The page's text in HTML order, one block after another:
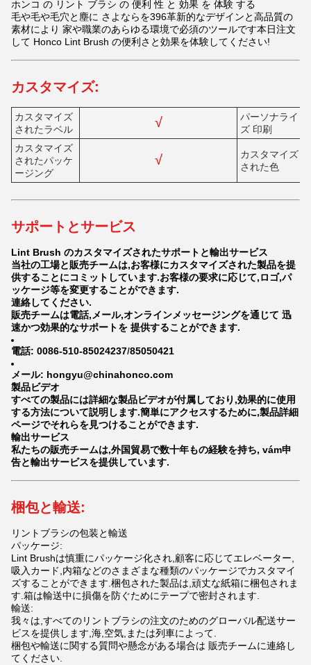
ホンコ の リント ブラシ の 便利 性 と 効果 を 体験 する
毛や毛や毛穴と塵に さよならを396革新的なデザインと高品質の
素材により 家や職業のあらゆる環境で必須のツールです本日注文
して Honco Lint Brush の便利さと効果を体験してください!
カスタマイズ:
カスタマイズ
されたラベル
√
パーソナライ
ズ 印刷
カスタマイズ
されたパッケ
ージング
√
カスタマイズ
された色
サポートとサービス
Lint Brush のカスタマイズされたサポートと輸出サービス
当社の工場と販売チームは,お客様にカスタマイズされた製品を提
供することにコミットしています.お客様の要求に応じて,ロゴ,パ
ッケージ等を変更することができます.
連絡してください.
販売チームは電話,メール,オンラインメッセージングを通じて 迅
速かつ効果的なサポートを 提供することができます.
電話: 0086-510-85024237/85050421
メール: hongyu@chinahonco.com
製品ビデオ
すべての製品には詳細な製品ビデオが付属しており,効果的に使用
する方法について説明します.簡単にアクセスするために,製品詳細
ページでそれらを見つけることができます.
輸出サービス
私たちの販売チームは,外国貿易で数十年もの経験を持ち, vám申
告と輸出サービスを提供しています.
梱包と輸送:
リントブラシの包装と輸送
パッケージ:
Lint Brushは慎重にパッケージ化され,顧客に応じてエレベーター,
吸入カード,内箱などのさまざまな種類のパッケージでカスタマイ
ズすることができます.梱包された製品は,頑丈な紙箱に梱包されま
す.箱は輸送中に損傷を防ぐためにテープで密封されます.
輸送:
我々は,すべてのリントブラシの注文のためのグローバル配送サー
ビスを提供します,海,空気,または列車によって.
梱包や輸送に関する質問や懸念がある場合は 販売チームに連絡し
てください.